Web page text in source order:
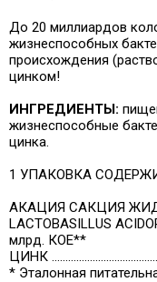
До 20 миллиардов
жизнеспособных
происхождения
цинком!
ИНГРЕДИЕНТЫ:
жизнеспособные
цинка.
1 УПАКОВКА
АКАЦИЯ САКЦИЯ
LACTOBASILLUS
млрд. КОЕ**
ЦИНК
* Эталонная